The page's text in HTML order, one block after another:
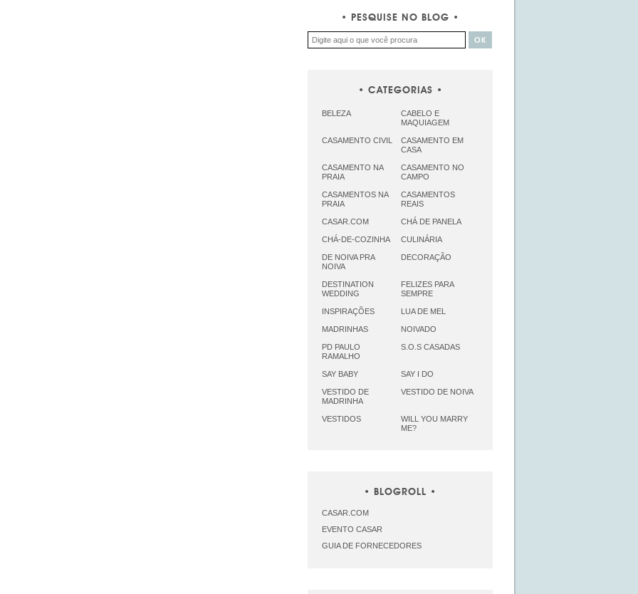
PESQUISE NO BLOG
CATEGORIAS
BELEZA
CABELO E
MAQUIAGEM
CASAMENTO CIVIL
CASAMENTO EM
CASA
CASAMENTO NA
PRAIA
CASAMENTO NO
CAMPO
CASAMENTOS NA
PRAIA
CASAMENTOS
REAIS
CASAR.COM CHÁ DE PANELA
CHÁ-DE-COZINHA CULINÁRIA
DE NOIVA PRA
NOIVA
DECORAÇÃO
DESTINATION
WEDDING
FELIZES PARA
SEMPRE
INSPIRAÇÕES LUA DE MEL
MADRINHAS NOIVADO
PD PAULO
RAMALHO
S.O.S CASADAS
SAY BABY SAY I DO
VESTIDO DE
MADRINHA
VESTIDO DE NOIVA
VESTIDOS
WILL YOU MARRY
ME?
BLOGROLL
CASAR.COM
EVENTO CASAR
GUIA DE FORNECEDORES